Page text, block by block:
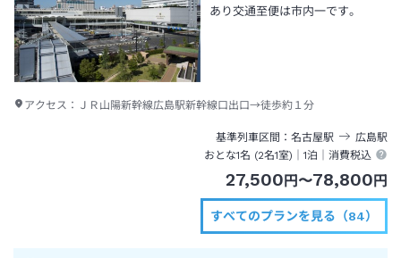
あり交通至便は市内一です。
アクセス： ＪＲ山陽新幹線広島駅新幹線口出口→徒歩約１分
基準列車区間 名古屋駅 広島駅
おとな1名 (2名1室)｜1泊 ｜消費税込
27,500 円 〜78,800 円
すべてのプランを見る（84）